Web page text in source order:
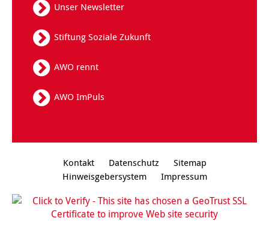
Unser Newsletter
Stiftung Soziale Zukunft
AWO rennt
AWO ImPuls
Kontakt Datenschutz
Sitemap
Hinweisgebersystem
Impressum